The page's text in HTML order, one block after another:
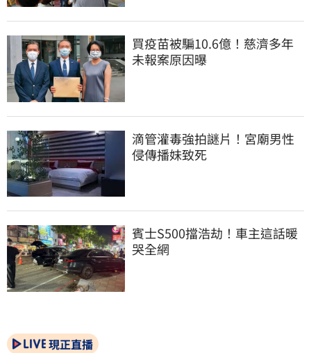
買疫苗被騙10.6億！慈濟多年
未報案原因曝
滴管灌毒強拍謎片！宮廟男性
侵傳播妹致死
賓士S500擋浩劫！車主這話暖
哭全網
現正直播